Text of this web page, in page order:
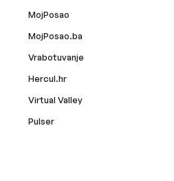
MojPosao
MojPosao.ba
Vrabotuvanje
Hercul.hr
Virtual Valley
Pulser